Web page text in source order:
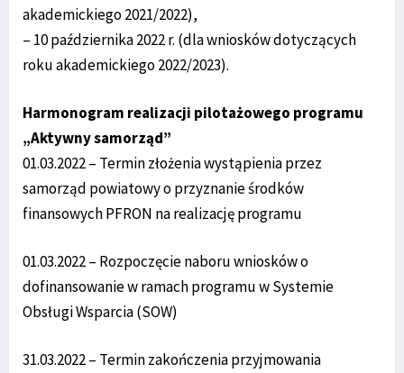
akademickiego 2021/2022),
– 10 października 2022 r. (dla wniosków dotyczących
roku akademickiego 2022/2023).
Harmonogram realizacji pilotażowego programu
„Aktywny samorząd”
01.03.2022 – Termin złożenia wystąpienia przez
samorząd powiatowy o przyznanie środków
finansowych PFRON na realizację programu
01.03.2022 – Rozpoczęcie naboru wniosków o
dofinansowanie w ramach programu w Systemie
Obsługi Wsparcia (SOW)
31.03.2022 – Termin zakończenia przyjmowania